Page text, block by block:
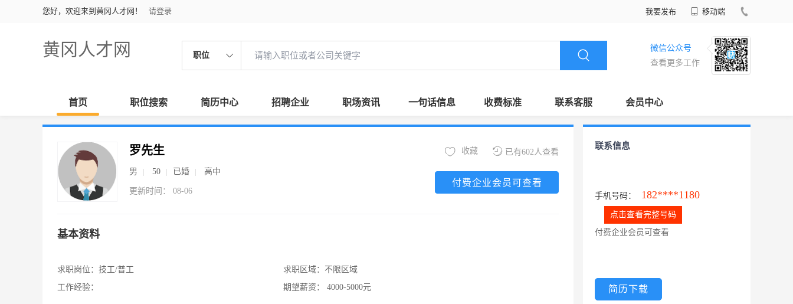
您好，欢迎来到黄冈人才网！ 请登录 我要发布 移动端
黄冈人才网 职位
微信公众号
查看更多工作
首页 职位搜索 简历中心 招聘企业 职场资讯 一句话信息 收费标准 联系客服 会员中心
罗先生
男 50 已婚 高中
更新时间： 08-06
已有602人查看
收藏
付费企业会员可查看
基本资料
求职岗位： 技工/普工
工作经验：
求职区域： 不限区域
期望薪资：
4000-5000元
联系信息
手机号码： 182****1180
点击查看完整号码
付费企业会员可查看
简历下载